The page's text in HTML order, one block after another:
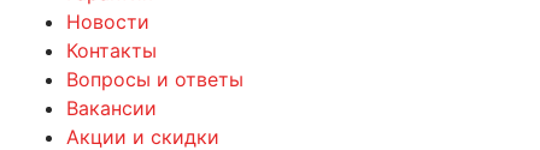
Новости
Контакты
Вопросы и ответы
Вакансии
Акции и скидки